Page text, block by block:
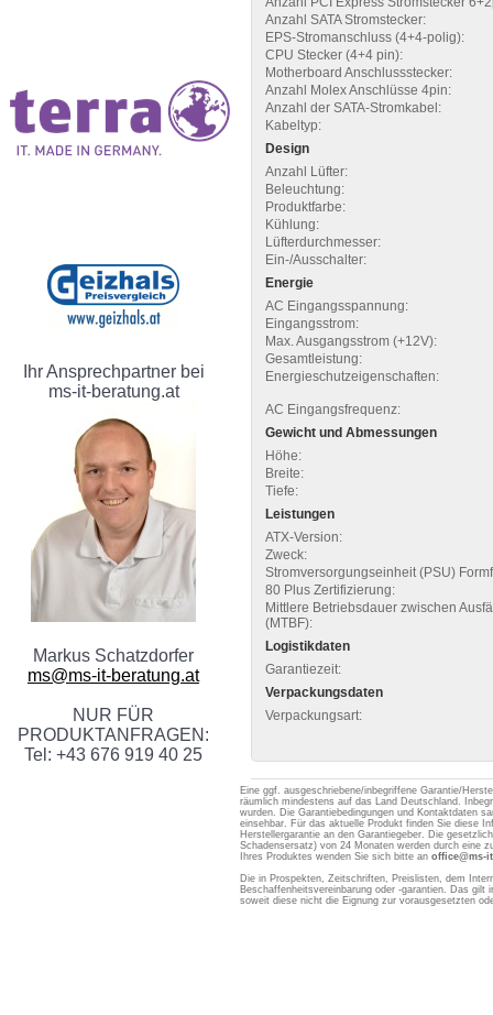
Ihr Ansprechpartner bei
ms-it-beratung.at
Markus Schatzdorfer
ms@ms-it-beratung.at
NUR FÜR
PRODUKTANFRAGEN:
Tel: +43 676 919 40 25
Anzahl SATA Stromstecker:
EPS-Stromanschluss (4+4-polig):
CPU Stecker (4+4 pin):
Motherboard Anschlussstecker:
Anzahl Molex Anschlüsse 4pin:
Anzahl der SATA-Stromkabel:
Kabeltyp:
Design
Anzahl Lüfter:
Beleuchtung:
Produktfarbe:
Kühlung:
Lüfterdurchmesser:
Ein-/Ausschalter:
Energie
AC Eingangsspannung:
Eingangsstrom:
Max. Ausgangsstrom (+12V):
Gesamtleistung:
Energieschutzeigenschaften:
AC Eingangsfrequenz:
Gewicht und Abmessungen
Höhe:
Breite:
Tiefe:
Leistungen
ATX-Version:
Zweck:
Stromversorgungseinheit (PSU)
80 Plus Zertifizierung:
Mittlere Betriebsdauer zwischen
(MTBF):
Logistikdaten
Garantiezeit:
Verpackungsdaten
Verpackungsart:
Eine ggf. ausgeschriebene/inbegriffene Garantie/
räumlich mindestens auf das Land Deutschland.
wurden. Die Garantiebedingungen und Kontaktdaten
einsehbar. Für das aktuelle Produkt finden Sie diese
Herstellergarantie an den Garantiegeber. Die
Schadensersatz) von 24 Monaten werden durch eine
Ihres Produktes wenden Sie sich bitte an office@ms-
Die in Prospekten, Zeitschriften, Preislisten, dem
Beschaffenheitsvereinbarung oder -garantien. Das
soweit diese nicht die Eignung zur vorausgesetzten